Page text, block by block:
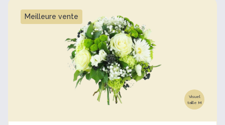
Meilleure vente
Visuel
taille M